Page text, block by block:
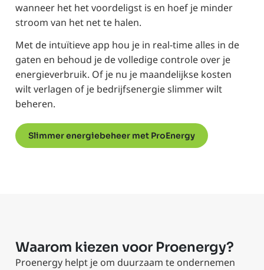
wanneer het het voordeligst is en hoef je minder
stroom van het net te halen.
Met de intuïtieve app hou je in real-time alles in de
gaten en behoud je de volledige controle over je
energieverbruik. Of je nu je maandelijkse kosten
wilt verlagen of je bedrijfsenergie slimmer wilt
beheren.
Slimmer energiebeheer met ProEnergy
Waarom kiezen voor Proenergy?
Proenergy helpt je om duurzaam te ondernemen